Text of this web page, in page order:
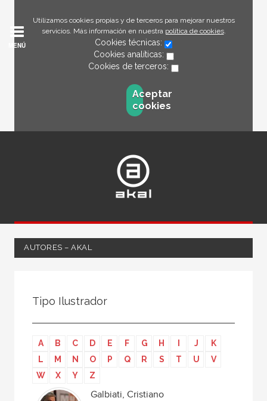
Utilizamos cookies propias y de terceros para mejorar nuestros
servicios. Más información en nuestra política de cookies.
Cookies técnicas:
Cookies analíticas:
Cookies de terceros:
Aceptar
cookies
MENÚ
AUTORES – AKAL
Editor
Editora
Tipo Ilustrador
A B C D E F G H J
K
L
M N O P Q R S T U
V
W
X Y Z
Galbiati, Cristiano